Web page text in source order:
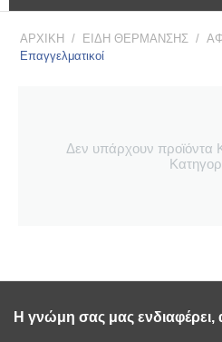
ΑΡΧΙΚΗ / ΕΙΔΗ ΘΕΡΜΑΝΣΗΣ /
Επαγγελματικοί
Δεν υπάρχουν προϊόντα
Η γνώμη σας μας ενδιαφέρει,